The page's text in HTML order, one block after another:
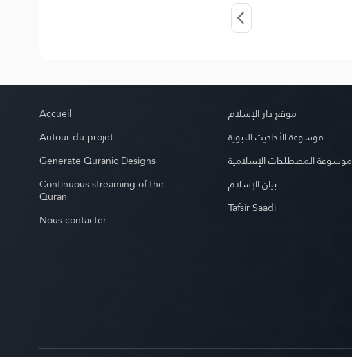
Accueil
Autour du projet
Generate Quranic Designs
Continuous streaming of the
Quran
Nous contacter
موقع دار الإسلام
موسوعة الأحاديث النبوية
موسوعة المصطلحات الإسلامية
بيان الإسلام
Tafsir Saadi